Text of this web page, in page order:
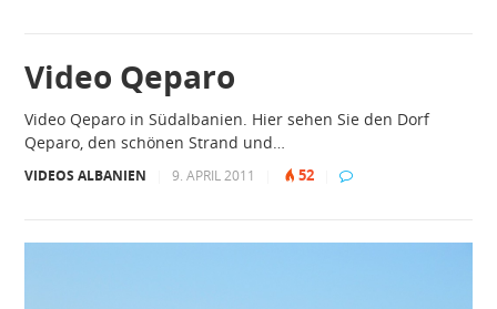
Video Qeparo
Video Qeparo in Südalbanien. Hier sehen Sie den Dorf
Qeparo, den schönen Strand und…
VIDEOS ALBANIEN 9. APRIL 2011 52